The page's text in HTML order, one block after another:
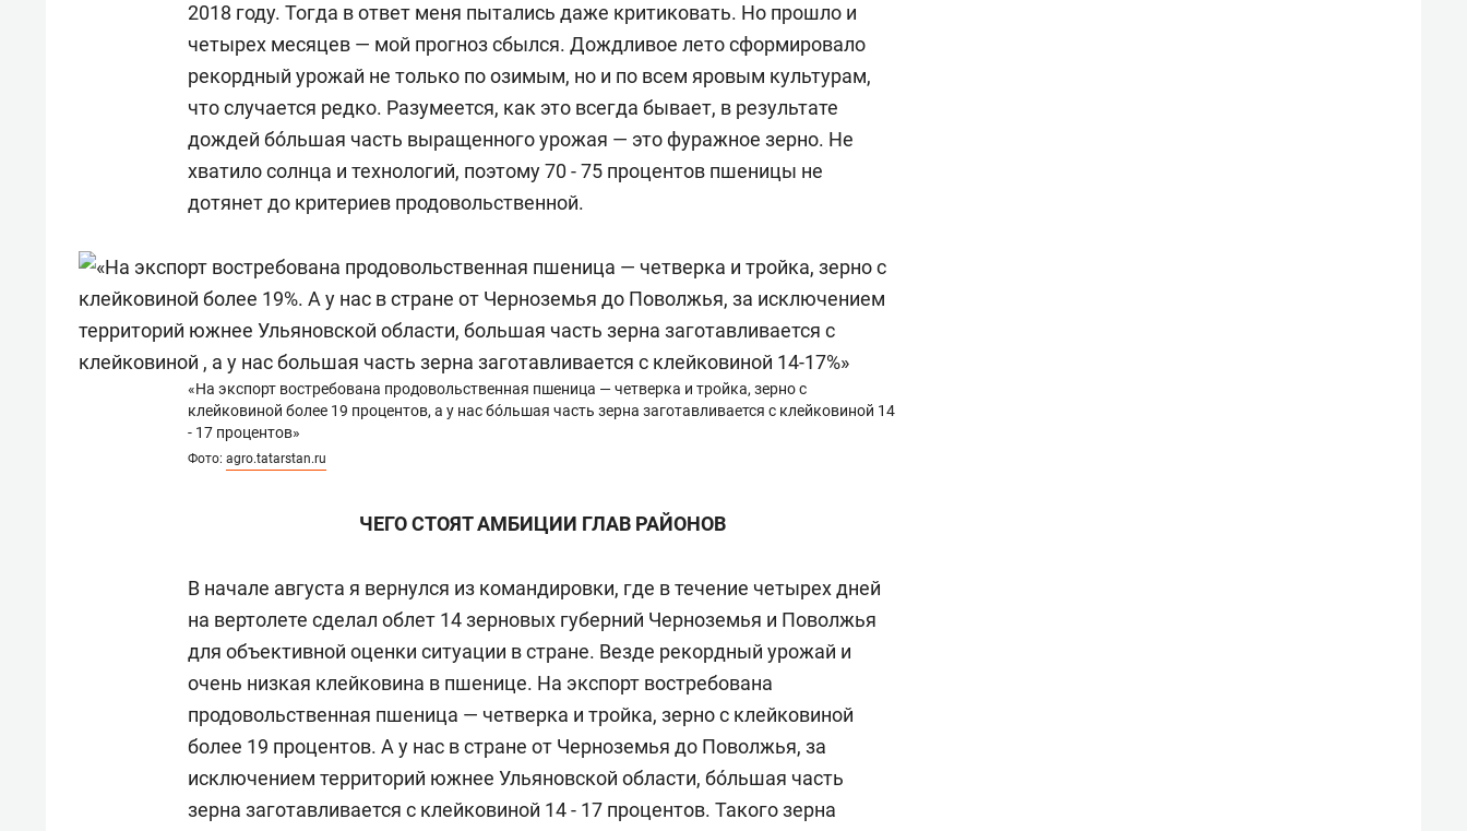
2018 году. Тогда в ответ меня пытались даже критиковать. Но прошло и
четырех месяцев — мой прогноз сбылся. Дождливое лето сформировало
рекордный урожай не только по озимым, но и по всем яровым культурам,
что случается редко. Разумеется, как это всегда бывает, в результате
дождей бóльшая часть выращенного урожая — это фуражное зерно. Не
хватило солнца и технологий, поэтому 70 - 75 процентов пшеницы не
дотянет до критериев продовольственной.
«На экспорт востребована продовольственная пшеница — четверка и тройка, зерно с
клейковиной более 19 процентов, а у нас бóльшая часть зерна заготавливается с клейковиной 14
- 17 процентов»
Фото: agro.tatarstan.ru
ЧЕГО СТОЯТ АМБИЦИИ ГЛАВ РАЙОНОВ
В начале августа я вернулся из командировки, где в течение четырех дней
на вертолете сделал облет 14 зерновых губерний Черноземья и Поволжья
для объективной оценки ситуации в стране. Везде рекордный урожай и
очень низкая клейковина в пшенице. На экспорт востребована
продовольственная пшеница — четверка и тройка, зерно с клейковиной
более 19 процентов. А у нас в стране от Черноземья до Поволжья, за
исключением территорий южнее Ульяновской области, бóльшая часть
зерна заготавливается с клейковиной 14 - 17 процентов. Такого зерна